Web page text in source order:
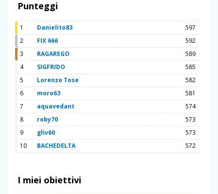
Punteggi
1 Danielito83
597
2
FIX 666
592
3
RAGAREGO
589
4
SIGFRIDO
585
5
Lorenzo Tose
582
6
moro63
581
7
aquavedant
574
8
roby70
573
9
gliv60
573
10
BACHEDELTA 572
I miei obiettivi